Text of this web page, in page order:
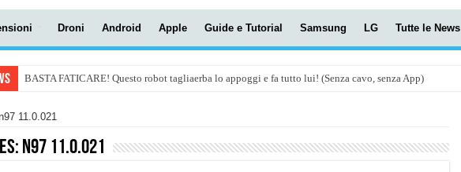
Droni Android Apple Guide e Tutorial Samsung LG Tutte le News
BASTA FATICARE! Questo robot tagliaerba lo appoggi e fa tutto lui! (Senza cavo, senza App)
Dashcam 70mai A810 Lite: Piccola, 4K e molto efficace. Ecco come va in strada
11.0.021
n97 11.0.021